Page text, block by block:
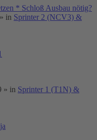
* Schloß Ausbau nötig?
» in Sprinter 2 (NCV3) &
» in Sprinter 1 (T1N) &